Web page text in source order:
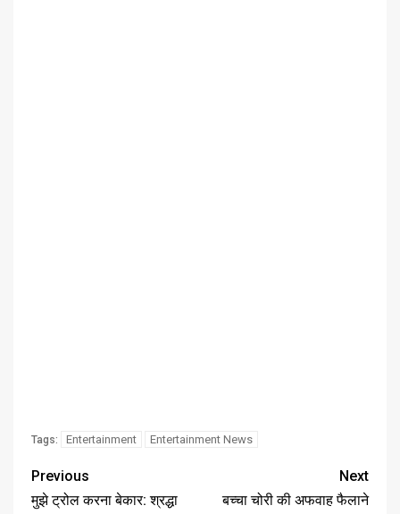
Tags: Entertainment Entertainment News
Previous
मुझे ट्रोल करना बेकार: श्रद्धा
Next
बच्चा चोरी की अफवाह फैलाने